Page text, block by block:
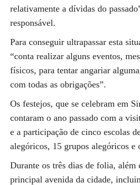
relativamente a dívidas do
responsável.
Para conseguir ultrapassar esta
“conta realizar alguns eventos,
físicos, para tentar angariar
com todas as obrigações”.
Os festejos, que se celebram em
contaram o ano passado com a
e a participação de cinco escolas
alegóricos, 15 grupos alegóricos e
Durante os três dias de folia, além
principal avenida da cidade,